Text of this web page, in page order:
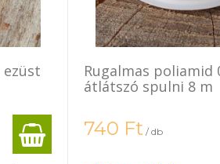
Rugalmas poliamid
átlátszó spulni 8 m
740 Ft / db